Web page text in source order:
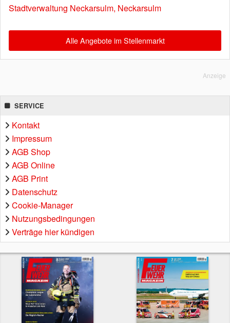
Stadtverwaltung Neckarsulm, Neckarsulm
Alle Angebote im Stellenmarkt
Anzeige
SERVICE
Kontakt
Impressum
AGB Shop
AGB Online
AGB Print
Datenschutz
Cookie-Manager
Nutzungsbedingungen
Verträge hier kündigen